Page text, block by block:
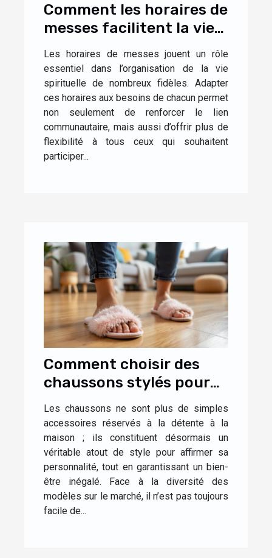
Comment les horaires de
messes facilitent la vie
des fidèles ?
Les horaires de messes jouent un rôle
essentiel dans l’organisation de la vie
spirituelle de nombreux fidèles. Adapter
ces horaires aux besoins de chacun permet
non seulement de renforcer le lien
communautaire, mais aussi d’offrir plus de
flexibilité à tous ceux qui souhaitent
participer...
Comment choisir des
chaussons stylés pour
un confort optimal à la
maison ?
Les chaussons ne sont plus de simples
accessoires réservés à la détente à la
maison ; ils constituent désormais un
véritable atout de style pour affirmer sa
personnalité, tout en garantissant un bien-
être inégalé. Face à la diversité des
modèles sur le marché, il n’est pas toujours
facile de...